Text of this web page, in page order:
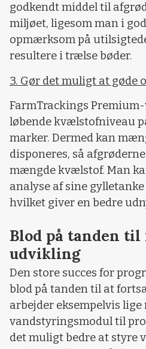
godkendt middel til
miljøet, ligesom man i
opmærksom på
resultere i trælse bøder.
3. Gør det muligt at gøde
FarmTrackings
løbende kvælstofniveau
marker. Dermed kan
disponeres, så
mængde kvælstof. Man
analyse af sine
hvilket giver en bedre
Blod på tanden
udvikling
Den store succes for
blod på tanden til at
arbejder eksempelvis
vandstyringsmodul til
det muligt bedre at styre